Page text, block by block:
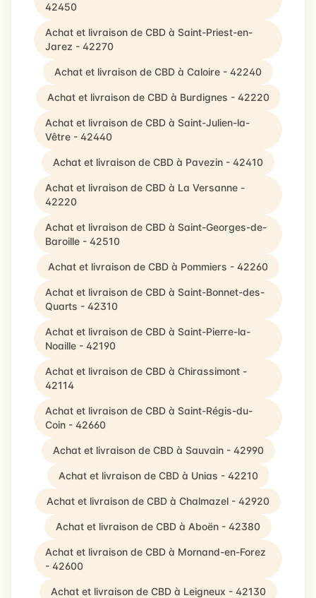
42450
Achat et livraison de CBD à Saint-Priest-en-
Jarez - 42270
Achat et livraison de CBD à Caloire - 42240
Achat et livraison de CBD à Burdignes - 42220
Achat et livraison de CBD à Saint-Julien-la-
Vêtre - 42440
Achat et livraison de CBD à Pavezin - 42410
Achat et livraison de CBD à La Versanne -
42220
Achat et livraison de CBD à Saint-Georges-de-
Baroille - 42510
Achat et livraison de CBD à Pommiers - 42260
Achat et livraison de CBD à Saint-Bonnet-des-
Quarts - 42310
Achat et livraison de CBD à Saint-Pierre-la-
Noaille - 42190
Achat et livraison de CBD à Chirassimont -
42114
Achat et livraison de CBD à Saint-Régis-du-
Coin - 42660
Achat et livraison de CBD à Sauvain - 42990
Achat et livraison de CBD à Unias - 42210
Achat et livraison de CBD à Chalmazel - 42920
Achat et livraison de CBD à Aboën - 42380
Achat et livraison de CBD à Mornand-en-Forez
- 42600
Achat et livraison de CBD à Leigneux - 42130